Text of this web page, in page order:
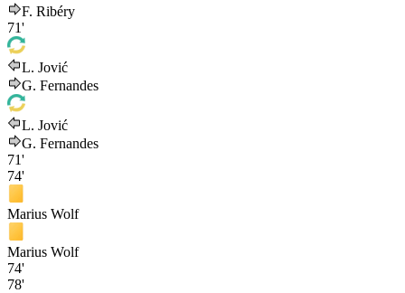
F. Ribéry
71'
L. Jović
G. Fernandes
L. Jović
G. Fernandes
71'
74'
Marius Wolf
Marius Wolf
74'
78'